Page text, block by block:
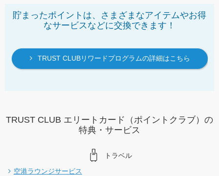
貯まったポイントは、さまざまなアイテムやお得
なサービスなどに交換できます！
TRUST CLUBリワードプログラムの詳細はこちら
TRUST CLUB エリートカード（ポイントクラブ）の
特典・サービス
トラベル
空港ラウンジサービス